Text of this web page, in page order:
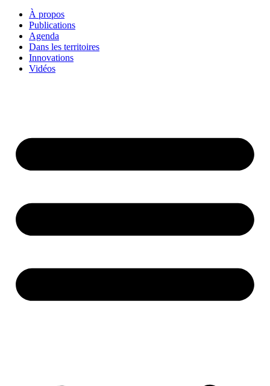
À propos
Publications
Agenda
Dans les territoires
Innovations
Vidéos